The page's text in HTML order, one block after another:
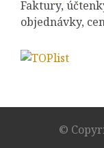
Faktury,
objednávky,
©